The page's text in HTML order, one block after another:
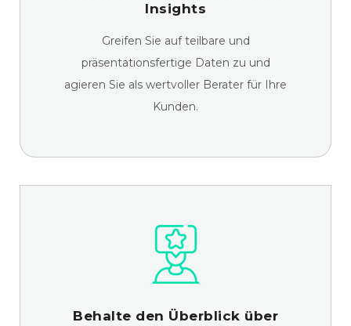
Insights
Greifen Sie auf teilbare und
präsentationsfertige Daten zu und
agieren Sie als wertvoller Berater für Ihre
Kunden.
Behalte den Überblick über